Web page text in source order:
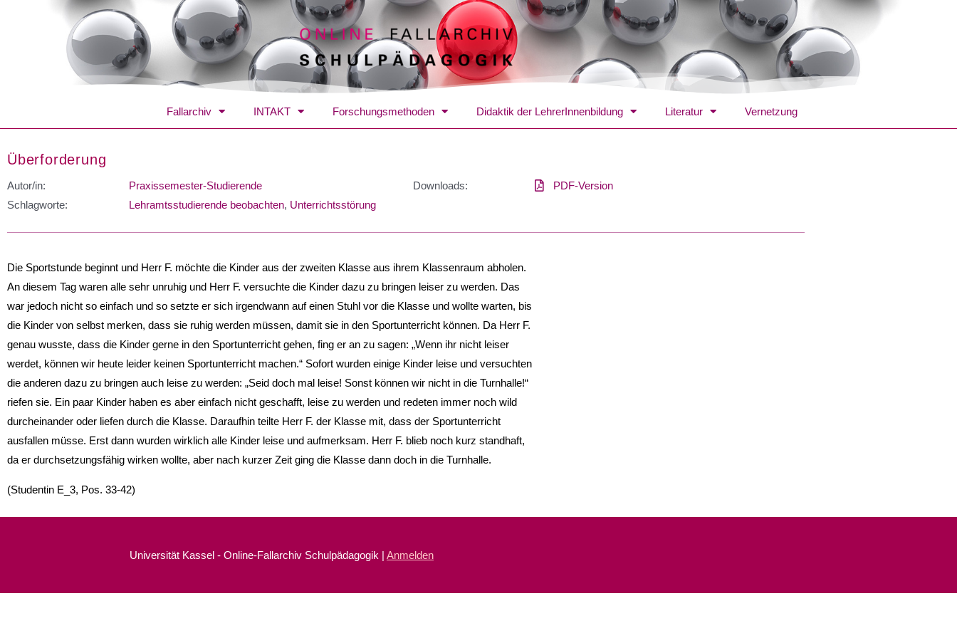
Fallarchiv INTAKT Forschungsmethoden Didaktik der LehrerInnenbildung Literatur Vernetzung
Überforderung
Autor/in:
Praxissemester-Studierende
Schlagworte:
Lehramtsstudierende beobachten, Unterrichtsstörung
Downloads: PDF-Version
Die Sportstunde beginnt und Herr F. möchte die Kinder aus der zweiten Klasse aus ihrem Klassenraum abholen.
An diesem Tag waren alle sehr unruhig und Herr F. versuchte die Kinder dazu zu bringen leiser zu werden. Das
war jedoch nicht so einfach und so setzte er sich irgendwann auf einen Stuhl vor die Klasse und wollte warten, bis
die Kinder von selbst merken, dass sie ruhig werden müssen, damit sie in den Sportunterricht können. Da Herr F.
genau wusste, dass die Kinder gerne in den Sportunterricht gehen, fing er an zu sagen: „Wenn ihr nicht leiser
werdet, können wir heute leider keinen Sportunterricht machen.“ Sofort wurden einige Kinder leise und versuchten
die anderen dazu zu bringen auch leise zu werden: „Seid doch mal leise! Sonst können wir nicht in die Turnhalle!“
riefen sie. Ein paar Kinder haben es aber einfach nicht geschafft, leise zu werden und redeten immer noch wild
durcheinander oder liefen durch die Klasse. Daraufhin teilte Herr F. der Klasse mit, dass der Sportunterricht
ausfallen müsse. Erst dann wurden wirklich alle Kinder leise und aufmerksam. Herr F. blieb noch kurz standhaft,
da er durchsetzungsfähig wirken wollte, aber nach kurzer Zeit ging die Klasse dann doch in die Turnhalle.
(Studentin E_3, Pos. 33-42)
Universität Kassel - Online-Fallarchiv Schulpädagogik | Anmelden